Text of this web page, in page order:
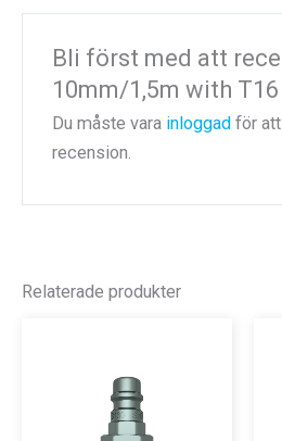
Bli först med att
10mm/1,5m with
Du måste vara inloggad för
recension.
Relaterade produkter